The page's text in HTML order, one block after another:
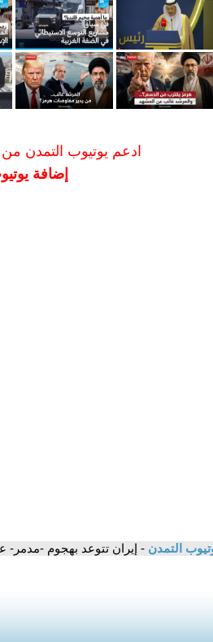
ادعم يوتيوب التمدن من
إضافة
التمدن - إيران تتوعد بهجوم -